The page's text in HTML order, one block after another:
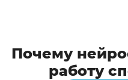
Почему
работу